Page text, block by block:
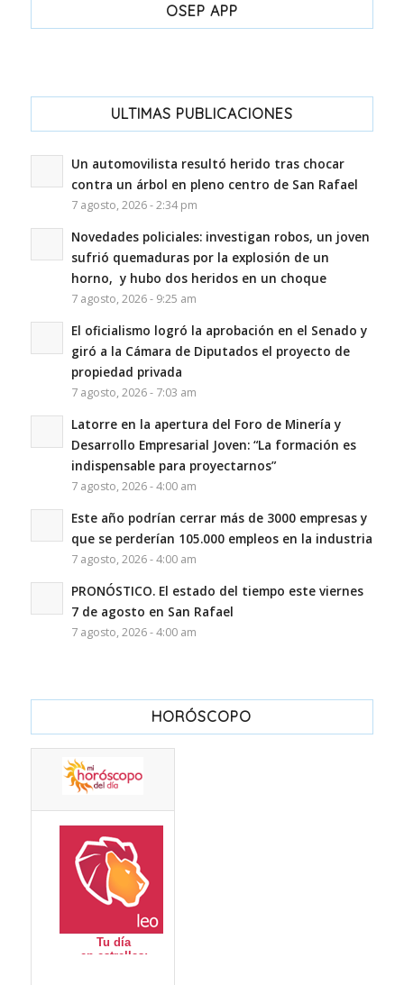
OSEP APP
ULTIMAS PUBLICACIONES
Un automovilista resultó herido tras chocar
contra un árbol en pleno centro de San Rafael
7 agosto, 2026 - 2:34 pm
Novedades policiales: investigan robos, un joven
sufrió quemaduras por la explosión de un
horno, y hubo dos heridos en un choque
7 agosto, 2026 - 9:25 am
El oficialismo logró la aprobación en el Senado y
giró a la Cámara de Diputados el proyecto de
propiedad privada
7 agosto, 2026 - 7:03 am
Latorre en la apertura del Foro de Minería y
Desarrollo Empresarial Joven: “La formación es
indispensable para proyectarnos”
7 agosto, 2026 - 4:00 am
Este año podrían cerrar más de 3000 empresas y
que se perderían 105.000 empleos en la industria
7 agosto, 2026 - 4:00 am
PRONÓSTICO. El estado del tiempo este viernes
7 de agosto en San Rafael
7 agosto, 2026 - 4:00 am
HORÓSCOPO